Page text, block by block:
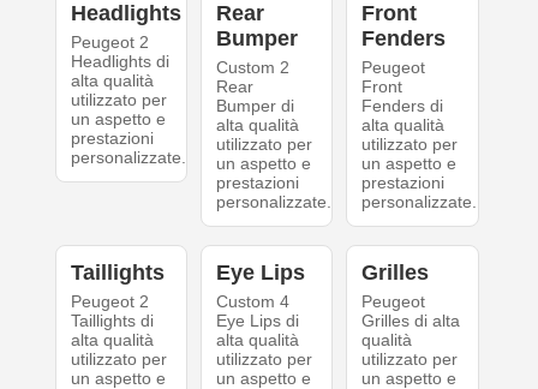
Headlights
Peugeot 2
Headlights di
alta qualità
utilizzato per
un aspetto e
prestazioni
personalizzate.
Rear
Bumper
Custom 2
Rear
Bumper di
alta qualità
utilizzato per
un aspetto e
prestazioni
personalizzate.
Front
Fenders
Peugeot
Front
Fenders di
alta qualità
utilizzato per
un aspetto e
prestazioni
personalizzate.
Taillights
Peugeot 2
Taillights di
alta qualità
utilizzato per
un aspetto e
Eye Lips
Custom 4
Eye Lips di
alta qualità
utilizzato per
un aspetto e
Grilles
Peugeot
Grilles di alta
qualità
utilizzato per
un aspetto e